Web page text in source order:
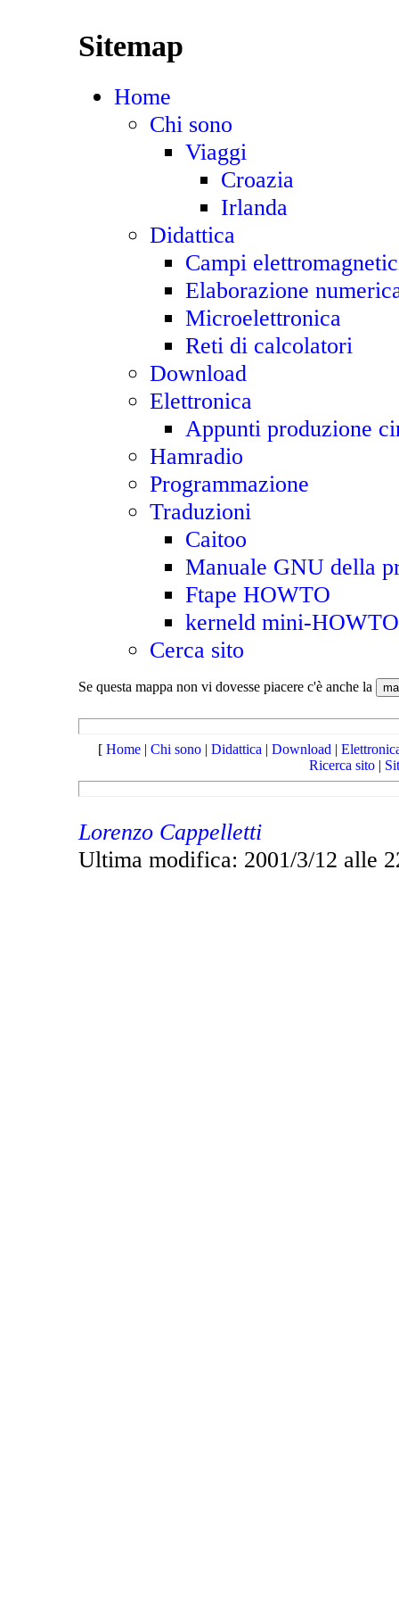
Sitemap
Home
Chi sono
Viaggi
Croazia
Irlanda
Didattica
Campi
Elaborazione
Microelettronica
Reti di calcolatori
Download
Elettronica
Appunti produzione
Hamradio
Programmazione
Traduzioni
Caitoo
Manuale GNU della
Ftape HOWTO
kerneld mini-HOWTO
Cerca sito
Se questa mappa non vi dovesse piacere c'è anche la
[ Home | Chi sono | Didattica | Download |
Ricerca sito |
Lorenzo Cappelletti
Ultima modifica: 2001/3/12 alle